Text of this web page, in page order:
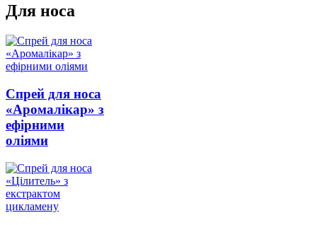
Для носа
Спрей для носа
«Аромалікар» з
ефірними
оліями